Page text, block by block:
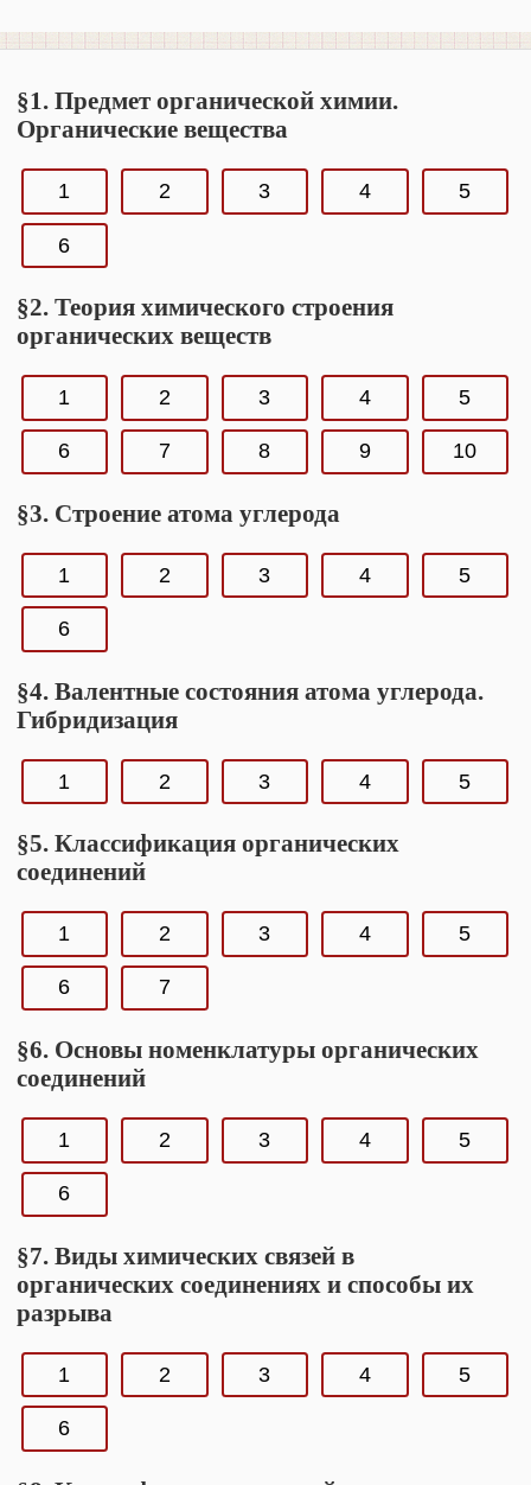
§1. Предмет органической химии.
Органические вещества
1 2 3 4 5
6
§2. Теория химического строения
органических веществ
1 2 3 4 5
6 7 8 9 10
§3. Строение атома углерода
1 2 3 4 5
6
§4. Валентные состояния атома углерода.
Гибридизация
1 2 3 4 5
§5. Классификация органических
соединений
1 2 3 4 5
6 7
§6. Основы номенклатуры органических
соединений
1 2 3 4 5
6
§7. Виды химических связей в
органических соединениях и способы их
разрыва
1 2 3 4 5
6